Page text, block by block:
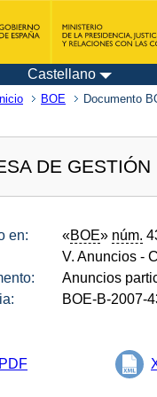
Castellano
Inicio BOE Documento
DE
en: «BOE» núm.
V. Anuncios -
Anuncios
BOE-B-2007-
PDF